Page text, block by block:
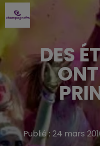
DES
Publié : 24 mars